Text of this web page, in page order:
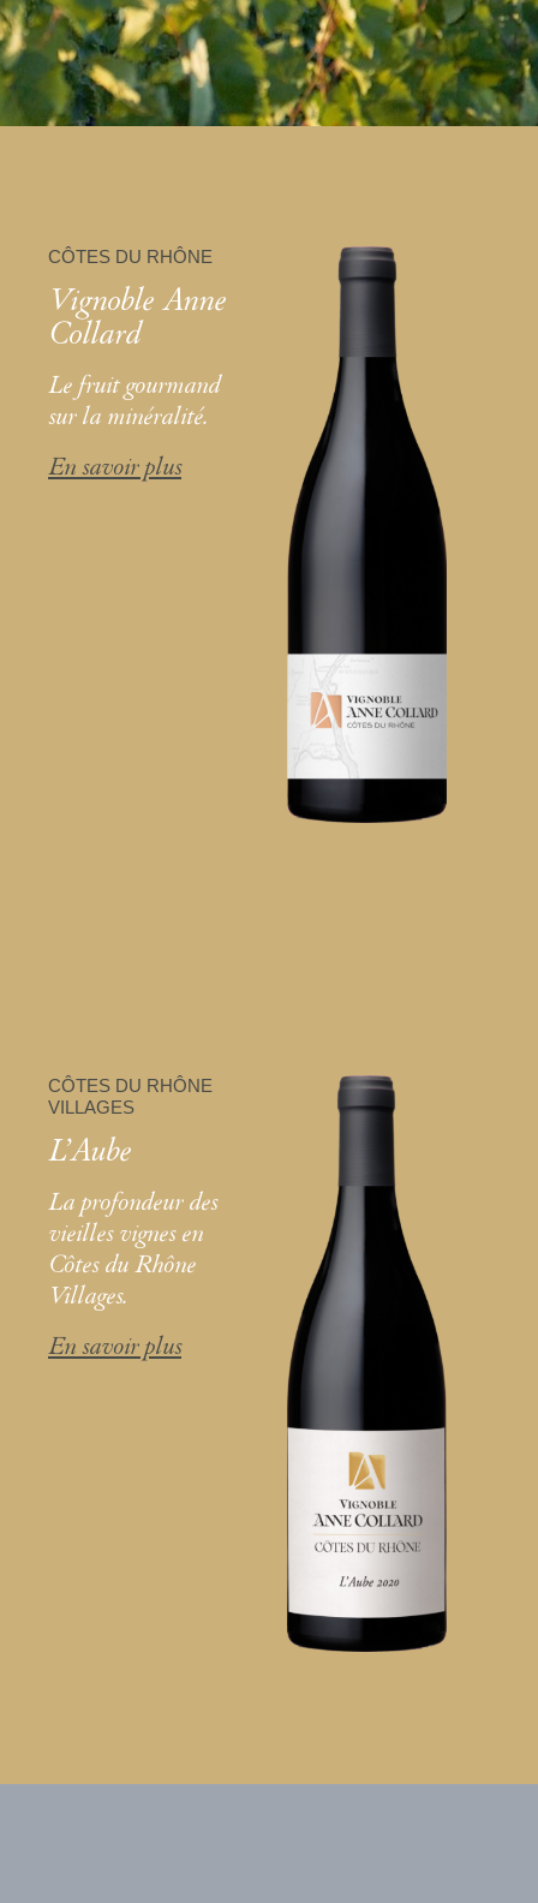
CÔTES DU RHÔNE
Vignoble Anne
Collard
Le fruit gourmand
sur la minéralité.
En savoir plus
CÔTES DU RHÔNE
VILLAGES
L’Aube
La profondeur des
vieilles vignes en
Côtes du Rhône
Villages.
En savoir plus